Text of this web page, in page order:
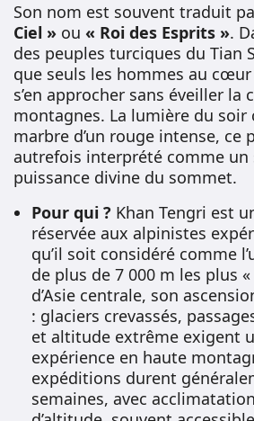
Son nom est souvent traduit
Ciel » ou « Roi des Esprits ».
des peuples turciques du Tian
que seuls les hommes au
s’en approcher sans éveiller la
montagnes. La lumière du soir
marbre d’un rouge intense, ce
autrefois interprété comme un
puissance divine du sommet.
Pour qui ? Khan Tengri est
réservée aux alpinistes
qu’il soit considéré comme
de plus de 7 000 m les plus
d’Asie centrale, son
: glaciers crevassés,
et altitude extrême exigent
expérience en haute
expéditions durent
semaines, avec